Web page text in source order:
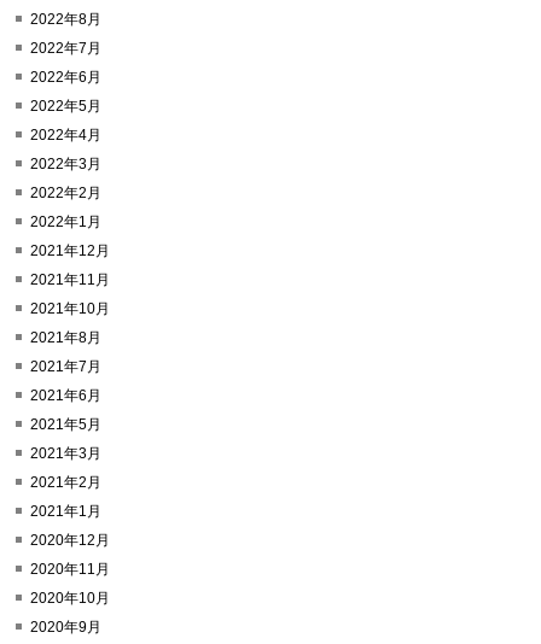
2022年8月
2022年7月
2022年6月
2022年5月
2022年4月
2022年3月
2022年2月
2022年1月
2021年12月
2021年11月
2021年10月
2021年8月
2021年7月
2021年6月
2021年5月
2021年3月
2021年2月
2021年1月
2020年12月
2020年11月
2020年10月
2020年9月